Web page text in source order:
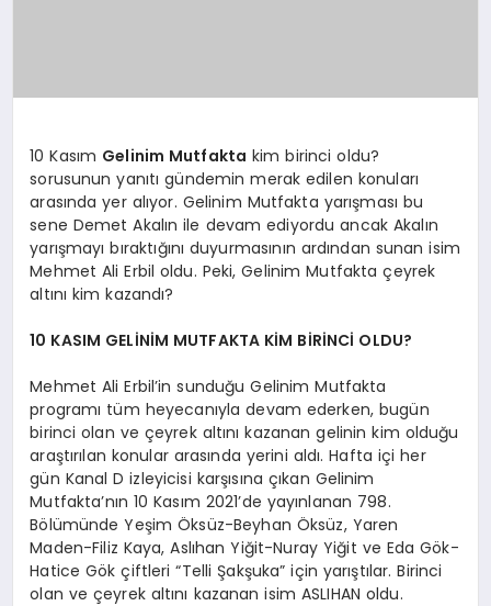
10 Kasım Gelinim Mutfakta kim birinci oldu?
sorusunun yanıtı gündemin merak edilen konuları
arasında yer alıyor. Gelinim Mutfakta yarışması bu
sene Demet Akalın ile devam ediyordu ancak Akalın
yarışmayı bıraktığını duyurmasının ardından sunan isim
Mehmet Ali Erbil oldu. Peki, Gelinim Mutfakta çeyrek
altını kim kazandı?
10 KASIM GELİNİM MUTFAKTA KİM BİRİNCİ OLDU?
Mehmet Ali Erbil’in sunduğu Gelinim Mutfakta
programı tüm heyecanıyla devam ederken, bugün
birinci olan ve çeyrek altını kazanan gelinin kim olduğu
araştırılan konular arasında yerini aldı. Hafta içi her
gün Kanal D izleyicisi karşısına çıkan Gelinim
Mutfakta’nın 10 Kasım 2021’de yayınlanan 798.
Bölümünde Yeşim Öksüz-Beyhan Öksüz, Yaren
Maden-Filiz Kaya, Aslıhan Yiğit-Nuray Yiğit ve Eda Gök-
Hatice Gök çiftleri “Telli Şakşuka” için yarıştılar. Birinci
olan ve çeyrek altını kazanan isim ASLIHAN oldu.